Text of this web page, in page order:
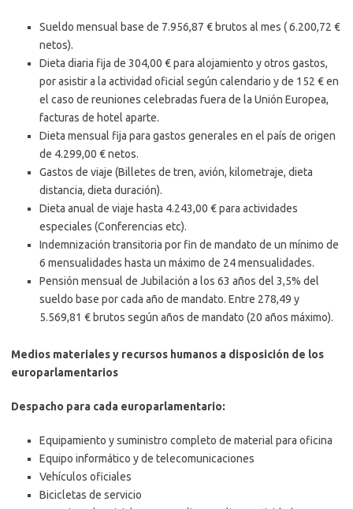
Sueldo mensual base de 7.956,87 € brutos al mes ( 6.200,72 €
netos).
Dieta diaria fija de 304,00 € para alojamiento y otros gastos,
por asistir a la actividad oficial según calendario y de 152 € en
el caso de reuniones celebradas fuera de la Unión Europea,
facturas de hotel aparte.
Dieta mensual fija para gastos generales en el país de origen
de 4.299,00 € netos.
Gastos de viaje (Billetes de tren, avión, kilometraje, dieta
distancia, dieta duración).
Dieta anual de viaje hasta 4.243,00 € para actividades
especiales (Conferencias etc).
Indemnización transitoria por fin de mandato de un mínimo de
6 mensualidades hasta un máximo de 24 mensualidades.
Pensión mensual de Jubilación a los 63 años del 3,5% del
sueldo base por cada año de mandato. Entre 278,49 y
5.569,81 € brutos según años de mandato (20 años máximo).
Medios materiales y recursos humanos a disposición de los
europarlamentarios
Despacho para cada europarlamentario:
Equipamiento y suministro completo de material para oficina
Equipo informático y de telecomunicaciones
Vehículos oficiales
Bicicletas de servicio